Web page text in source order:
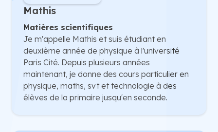
Mathis
Matières scientifiques
Je m'appelle Mathis et suis étudiant en
deuxième année de physique à l'université
Paris Cité. Depuis plusieurs années
maintenant, je donne des cours particulier en
physique, maths, svt et technologie à des
élèves de la primaire jusqu'en seconde.